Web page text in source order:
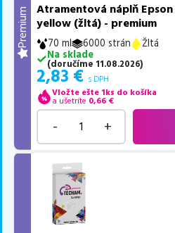
Premium
Atramentová náplň Epson
yellow (žltá) - premium
70 ml 6000 strán
Žltá
Na sklade
(doručíme 11.08.2026)
2,83 € s DPH
Vložte ešte 1ks do košíka
a ušetríte 0,66 €
- +